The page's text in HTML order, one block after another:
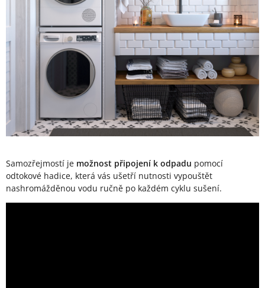
Samozřejmostí je možnost připojení k odpadu pomocí
odtokové hadice, která vás ušetří nutnosti vypouštět
nashromážděnou vodu ručně po každém cyklu sušení.